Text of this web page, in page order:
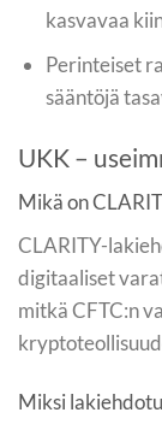
kasvavaa
Perinteiset
sääntöjä
UKK –
Mikä on
CLARITY-
digitaaliset
mitkä CFTC:n
Miksi